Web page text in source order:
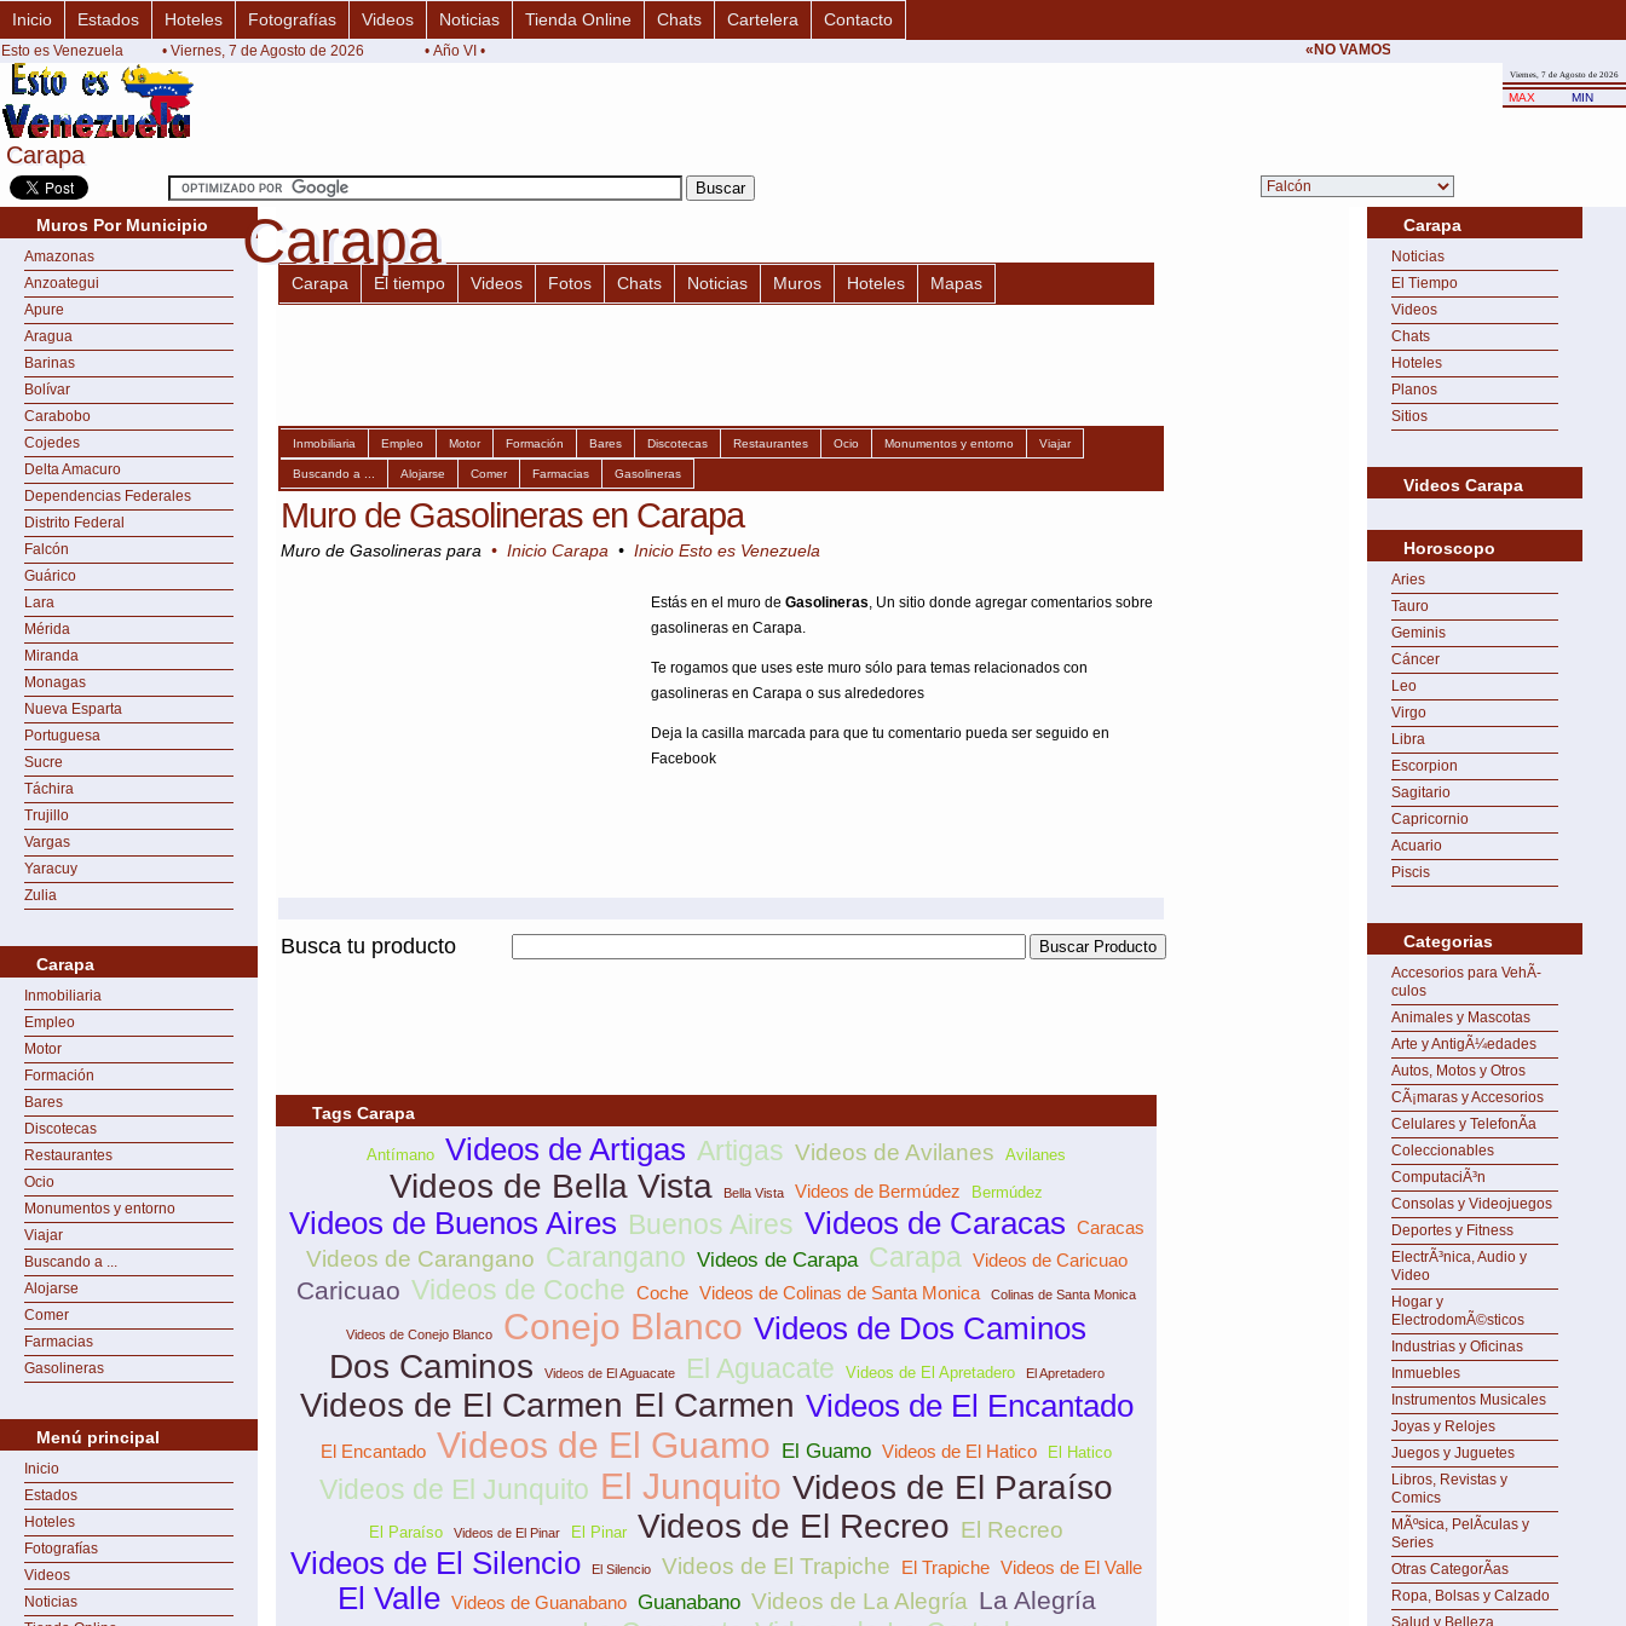
Carapa
Carapa
Inicio Estados Hoteles Fotografías Videos Noticias Tienda Online Chats Cartelera Contacto
Esto es Venezuela • Viernes, 7 de Agosto de 2026 • Año VI • «NO VAMOS A CEDER NUNCA AL CHANTAJE
Viernes, 7 de Agosto de 2026
MAX MIN
Muros Por Municipio
Amazonas
Anzoategui
Apure
Aragua
Barinas
Bolívar
Carabobo
Cojedes
Delta Amacuro
Dependencias Federales
Distrito Federal
Falcón
Guárico
Lara
Mérida
Miranda
Monagas
Nueva Esparta
Portuguesa
Sucre
Táchira
Trujillo
Vargas
Yaracuy
Zulia
Carapa
Inmobiliaria
Empleo
Motor
Formación
Bares
Discotecas
Restaurantes
Ocio
Monumentos y entorno
Viajar
Buscando a ...
Alojarse
Comer
Farmacias
Gasolineras
Menú principal
Inicio
Estados
Hoteles
Fotografías
Videos
Noticias
Carapa
Carapa
Carapa El tiempo Videos Fotos Chats Noticias Muros Hoteles Mapas
Inmobiliaria Empleo Motor Formación Bares Discotecas Restaurantes Ocio Monumentos y entorno Viajar
Buscando a ... Alojarse Comer Farmacias Gasolineras
Muro de Gasolineras en Carapa
Muro de Gasolineras para • Inicio Carapa • Inicio Esto es Venezuela
Estás en el muro de Gasolineras, Un sitio donde agregar comentarios sobre
gasolineras en Carapa.
Te rogamos que uses este muro sólo para temas relacionados con
gasolineras en Carapa o sus alrededores
Deja la casilla marcada para que tu comentario pueda ser seguido en
Facebook
Busca tu producto
Tags Carapa
Antímano Videos de Artigas Artigas Videos de Avilanes Avilanes
Videos de Bella Vista Bella Vista Videos de Bermúdez Bermúdez
Videos de Buenos Aires Buenos Aires Videos de Caracas Caracas
Videos de Carangano Carangano Videos de Carapa Carapa Videos de Caricuao
Caricuao Videos de Coche Coche Videos de Colinas de Santa Monica Colinas de Santa Monica
Videos de Conejo Blanco Conejo Blanco Videos de Dos Caminos
Dos Caminos Videos de El Aguacate El Aguacate Videos de El Apretadero El Apretadero
Videos de El Carmen El Carmen Videos de El Encantado
El Encantado Videos de El Guamo El Guamo Videos de El Hatico El Hatico
Videos de El Junquito El Junquito Videos de El Paraíso
El Paraíso Videos de El Pinar El Pinar Videos de El Recreo El Recreo
Videos de El Silencio El Silencio Videos de El Trapiche El Trapiche Videos de El Valle
El Valle Videos de Guanabano Guanabano Videos de La Alegría La Alegría
Carapa
Noticias
El Tiempo
Videos
Chats
Hoteles
Planos
Sitios
Videos Carapa
Horoscopo
Aries
Tauro
Geminis
Cáncer
Leo
Virgo
Libra
Escorpion
Sagitario
Capricornio
Acuario
Piscis
Categorias
Accesorios para VehÃ­
culos
Animales y Mascotas
Arte y AntigÃ¼edades
Autos, Motos y Otros
CÃ¡maras y Accesorios
Celulares y TelefonÃ­a
Coleccionables
ComputaciÃ³n
Consolas y Videojuegos
Deportes y Fitness
ElectrÃ³nica, Audio y
Video
Hogar y
ElectrodomÃ©sticos
Industrias y Oficinas
Inmuebles
Instrumentos Musicales
Joyas y Relojes
Juegos y Juguetes
Libros, Revistas y
Comics
MÃºsica, PelÃ­culas y
Series
Otras CategorÃ­as
Ropa, Bolsas y Calzado
Salud y Belleza